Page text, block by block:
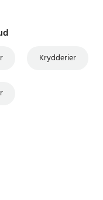
Krydderier